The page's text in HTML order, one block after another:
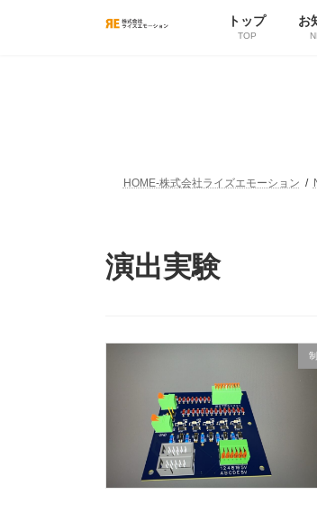
トップ
TOP
お
HOME-株式会社ライズエモーション
演出実験